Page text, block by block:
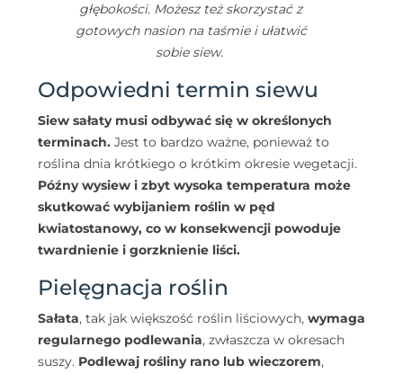
głębokości. Możesz też skorzystać z
gotowych nasion na taśmie i ułatwić
sobie siew.
Odpowiedni termin siewu
Siew sałaty musi odbywać się w określonych
terminach. Jest to bardzo ważne, ponieważ to
roślina dnia krótkiego o krótkim okresie wegetacji.
Późny wysiew i zbyt wysoka temperatura może
skutkować wybijaniem roślin w pęd
kwiatostanowy, co w konsekwencji powoduje
twardnienie i gorzknienie liści.
Pielęgnacja roślin
Sałata, tak jak większość roślin liściowych, wymaga
regularnego podlewania, zwłaszcza w okresach
suszy. Podlewaj rośliny rano lub wieczorem,